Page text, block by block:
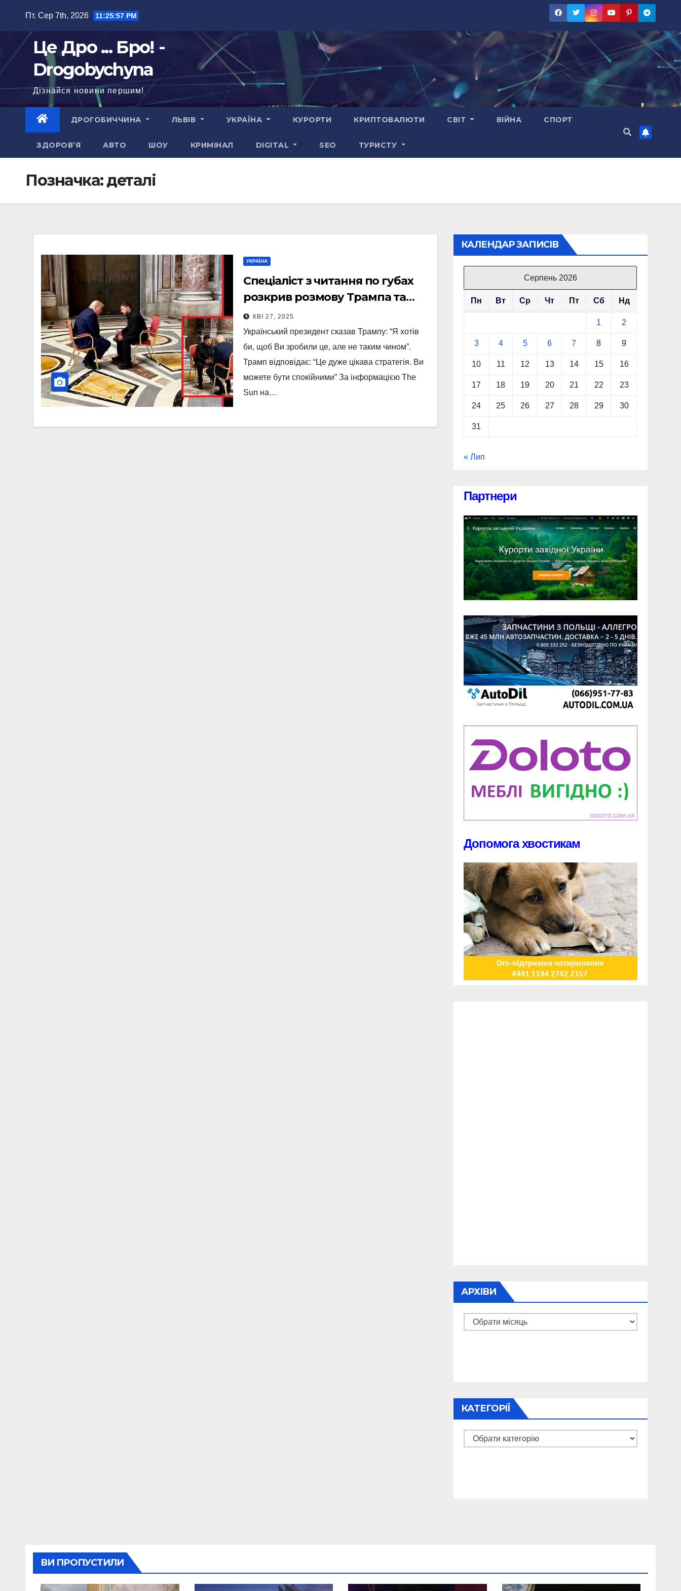
Пт. Сер 7th, 2026 11:25:58 PM
Це Дро ... Бро! -
Drogobychyna
Дізнайся новини першим!
ДРОГОБИЧЧИНА ЛЬВІВ УКРАЇНА КУРОРТИ КРИПТОВАЛЮТИ СВІТ ВІЙНА СПОРТ
ЗДОРОВ’Я АВТО ШОУ КРИМІНАЛ DIGITAL SEO ТУРИСТУ
Позначка:деталі
УКРАЇНА
Спеціаліст з читання по губах
розкрив розмову Трампа та
Зеленського в Римі – ЗМІ
КВІ 27, 2025
Український президент сказав Трампу: “Я хотів
би, щоб Ви зробили це, але не таким чином”.
Трамп відповідає: “Це дуже цікава стратегія. Ви
можете бути спокійними” За інформацією The
Sun на…
КАЛЕНДАР ЗАПИСІВ
Серпень 2026
Пн Вт Ср Чт Пт Сб Нд
1 2
3 4 5 6 7 8 9
10 11 12 13 14 15 16
17 18 19 20 21 22 23
24 25 26 27 28 29 30
31
« Лип
Партнери
Допомога хвостикам
АРХІВИ
Архіви
КАТЕГОРІЇ
Категорії
ВИ ПРОПУСТИЛИ